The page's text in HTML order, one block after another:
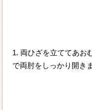
1. 両ひざを立ててあお
で両肘をしっかり開き